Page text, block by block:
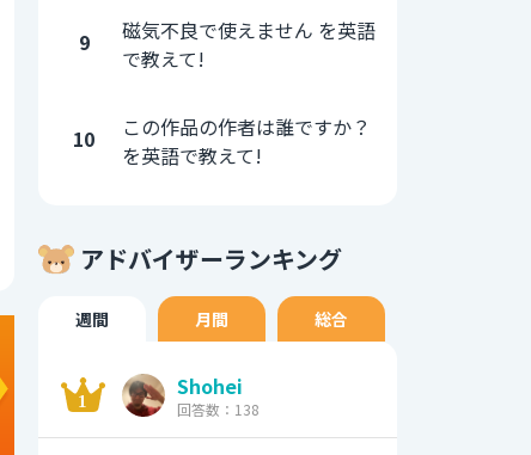
9
磁気不良で使えません を英語
で教えて!
10
この作品の作者は誰ですか？
を英語で教えて!
アドバイザーランキング
週間 月間 総合
Shohei
回答数：138